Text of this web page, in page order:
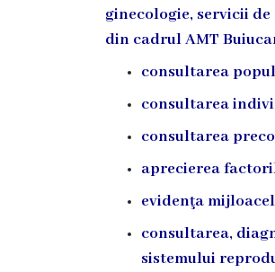
Medicinăginecologie, servicii
din cadrul AMT
consultarea
consultarea
consultarea
aprecierea
evidenţa
consultarea,
sistemului